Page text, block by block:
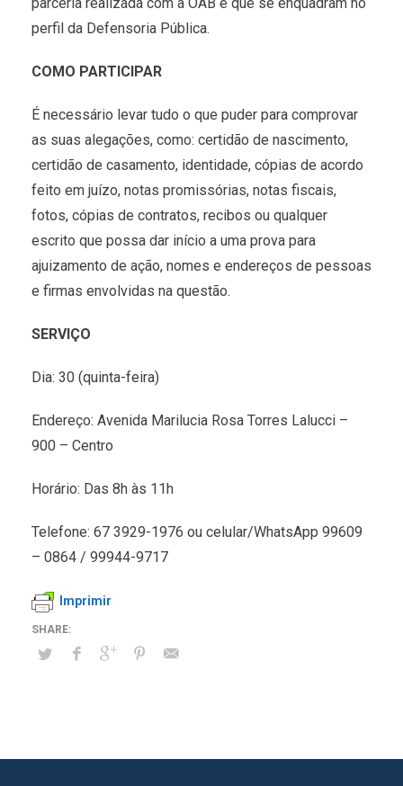
perfil da Defensoria Pública.
COMO PARTICIPAR
É necessário levar tudo o que puder para comprovar
as suas alegações, como: certidão de nascimento,
certidão de casamento, identidade, cópias de acordo
feito em juízo, notas promissórias, notas fiscais,
fotos, cópias de contratos, recibos ou qualquer
escrito que possa dar início a uma prova para
ajuizamento de ação, nomes e endereços de pessoas
e firmas envolvidas na questão.
SERVIÇO
Dia: 30 (quinta-feira)
Endereço: Avenida Marilucia Rosa Torres Lalucci –
900 – Centro
Horário: Das 8h às 11h
Telefone: 67 3929-1976 ou celular/WhatsApp 99609
– 0864 / 99944-9717
Imprimir